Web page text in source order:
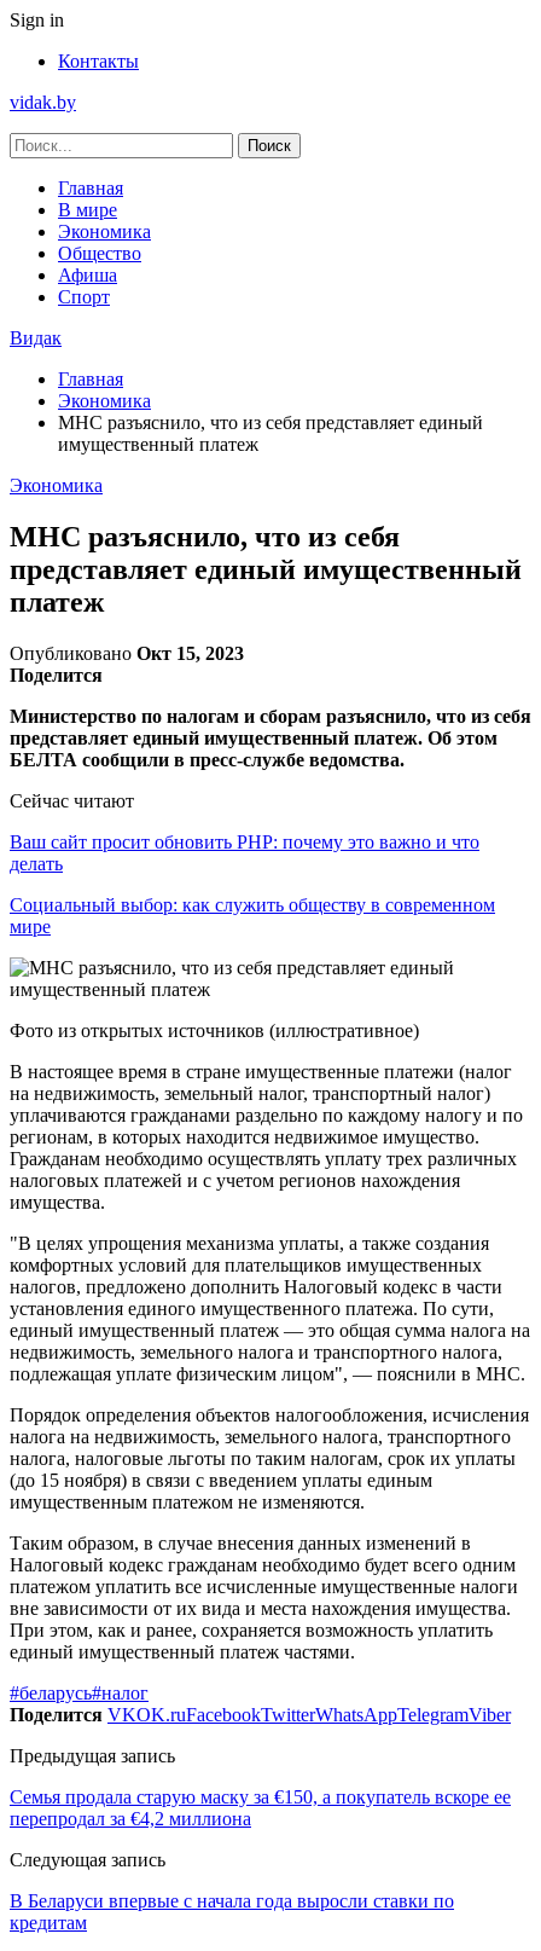
Sign in
Контакты
vidak.by
Главная
В мире
Экономика
Общество
Афиша
Спорт
Видак
Главная
Экономика
МНС разъяснило, что из себя представляет единый
имущественный платеж
Экономика
МНС разъяснило, что из себя
представляет единый имущественный
платеж
Опубликовано Окт 15, 2023
Поделится
Министерство по налогам и сборам разъяснило, что из себя
представляет единый имущественный платеж. Об этом
БЕЛТА сообщили в пресс-службе ведомства.
Сейчас читают
Ваш сайт просит обновить PHP: почему это важно и что
делать
Социальный выбор: как служить обществу в современном
мире
Фото из открытых источников (иллюстративное)
В настоящее время в стране имущественные платежи (налог
на недвижимость, земельный налог, транспортный налог)
уплачиваются гражданами раздельно по каждому налогу и по
регионам, в которых находится недвижимое имущество.
Гражданам необходимо осуществлять уплату трех различных
налоговых платежей и с учетом регионов нахождения
имущества.
"В целях упрощения механизма уплаты, а также создания
комфортных условий для плательщиков имущественных
налогов, предложено дополнить Налоговый кодекс в части
установления единого имущественного платежа. По сути,
единый имущественный платеж — это общая сумма налога на
недвижимость, земельного налога и транспортного налога,
подлежащая уплате физическим лицом", — пояснили в МНС.
Порядок определения объектов налогообложения, исчисления
налога на недвижимость, земельного налога, транспортного
налога, налоговые льготы по таким налогам, срок их уплаты
(до 15 ноября) в связи с введением уплаты единым
имущественным платежом не изменяются.
Таким образом, в случае внесения данных изменений в
Налоговый кодекс гражданам необходимо будет всего одним
платежом уплатить все исчисленные имущественные налоги
вне зависимости от их вида и места нахождения имущества.
При этом, как и ранее, сохраняется возможность уплатить
единый имущественный платеж частями.
#беларусь#налог
Поделится VKOK.ruFacebookTwitterWhatsAppTelegramViber
Предыдущая запись
Семья продала старую маску за €150, а покупатель вскоре ее
перепродал за €4,2 миллиона
Следующая запись
В Беларуси впервые с начала года выросли ставки по
кредитам